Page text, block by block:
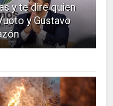
y te dire quien
y Gustavo